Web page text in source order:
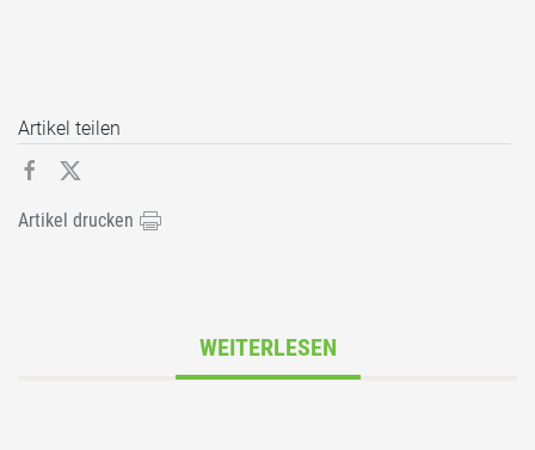
Artikel teilen
Artikel drucken
WEITERLESEN